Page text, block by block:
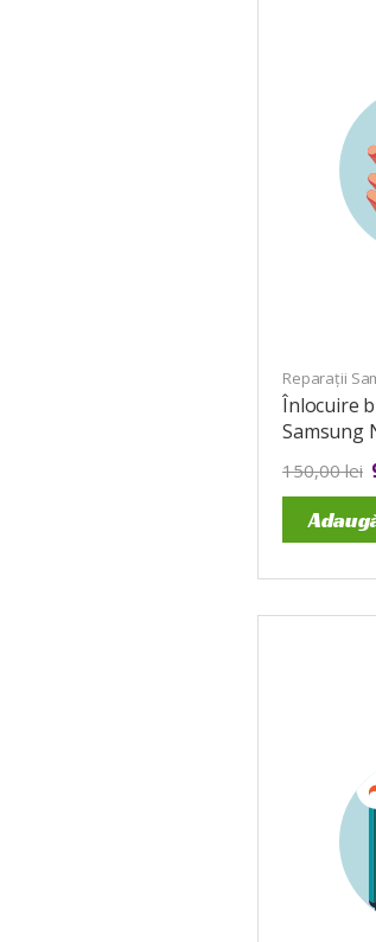
Reparații
Înlocuire
Samsung
150,00lei